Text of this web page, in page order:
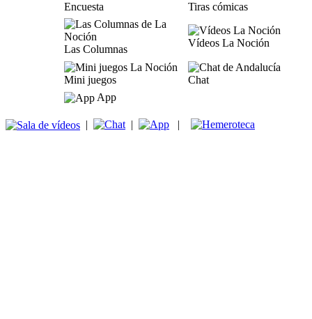
Encuesta Tiras cómicas
Las Columnas
Vídeos La Noción
Mini juegos
Chat
App
| | |